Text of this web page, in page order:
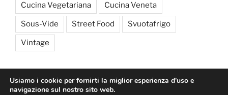
Cucina Vegetariana Cucina Veneta
Sous-Vide Street Food Svuotafrigo
Vintage
Usiamo i cookie per fornirti la miglior esperienza d'uso e
navigazione sul nostro sito web.